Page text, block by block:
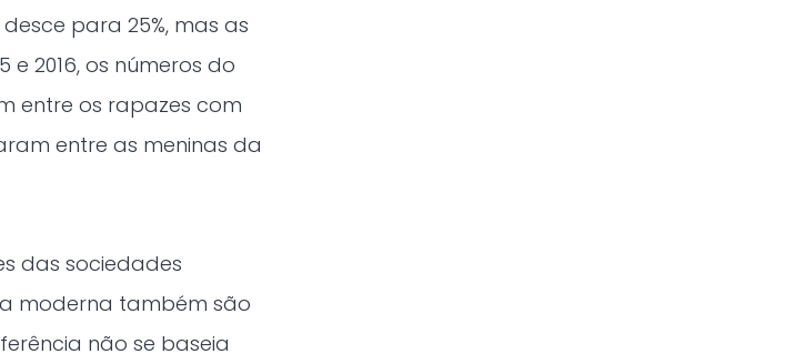
para 25%, mas as
e 2016, os números do
entre os rapazes com
entre as meninas da
das sociedades
moderna também são
não se baseia